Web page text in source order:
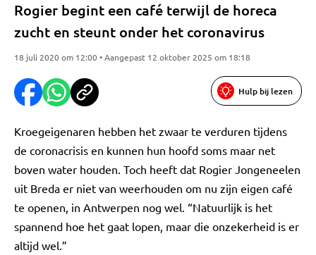
Rogier begint een café terwijl de horeca
zucht en steunt onder het coronavirus
18 juli 2020 om 12:00 • Aangepast 12 oktober 2025 om 18:18
Hulp bij lezen
Kroegeigenaren hebben het zwaar te verduren tijdens
de coronacrisis en kunnen hun hoofd soms maar net
boven water houden. Toch heeft dat Rogier Jongeneelen
uit Breda er niet van weerhouden om nu zijn eigen café
te openen, in Antwerpen nog wel. “Natuurlijk is het
spannend hoe het gaat lopen, maar die onzekerheid is er
altijd wel.”